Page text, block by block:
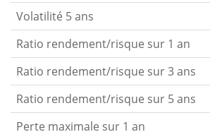
Volatilité 5 ans
Ratio rendement/risque sur 1 an
Ratio rendement/risque sur 3 ans
Ratio rendement/risque sur 5 ans
Perte maximale sur 1 an